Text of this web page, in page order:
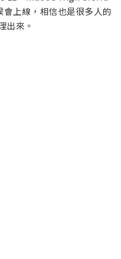
上線，相信也是很多人的
出來。